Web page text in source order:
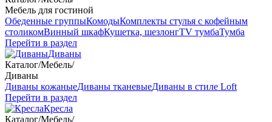
Мебель для гостиной
Обеденные группыКомодыКомплекты стулья с кофейным
столикомВинный шкафКушетка, шезлонгTV тумбаТумба
Перейти в раздел
Диваны
Каталог/Мебель/
Диваны
Диваны кожаныеДиваны тканевыеДиваны в стиле Loft
Перейти в раздел
Кресла
Каталог/Мебель/